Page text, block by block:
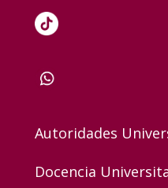
Autoridades
Docencia